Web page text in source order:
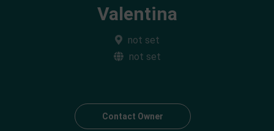
Valentina
not set
not set
Contact Owner